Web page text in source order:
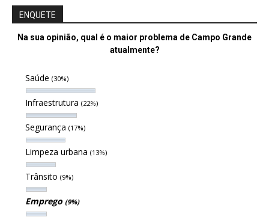
ENQUETE
Na sua opinião, qual é o maior problema de Campo Grande
atualmente?
Saúde (30%)
Infraestrutura (22%)
Segurança (17%)
Limpeza urbana (13%)
Trânsito (9%)
Emprego (9%)